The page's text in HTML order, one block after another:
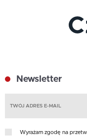
Newsletter
Wyrażam zgodę na